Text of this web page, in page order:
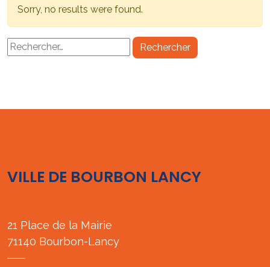
Sorry, no results were found.
Rechercher :
VILLE DE BOURBON LANCY
21 Place de la Mairie
71140 Bourbon-Lancy